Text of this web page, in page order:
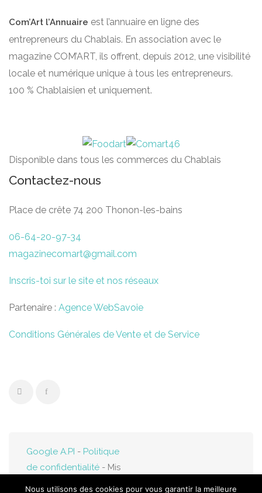
Com’Art l’Annuaire est l’annuaire en ligne des
entrepreneurs du Chablais. En association avec le
magazine COM’ART, ils offrent, depuis 2012, une visibilité
locale et numérique unique à tous les entrepreneurs.
100 % Chablaisien et uniquement.
Disponible dans tous les commerces du Chablais
Contactez-nous
Place de crête 74 200 Thonon-les-bains
06-64-20-97-34
magazinecomart@gmail.com
Inscris-toi sur le site et nos réseaux
Partenaire : Agence WebSavoie
Conditions Générales de Vente et de Service
Google A.PI - Politique
de confidentialité - Mis
Nous utilisons des cookies pour vous garantir la meilleure